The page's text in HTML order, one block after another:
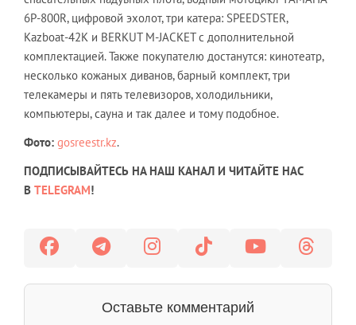
6Р-800R, цифровой эхолот, три катера: SPEEDSTER,
Kazboat-42K и BERKUT M-JACKET с дополнительной
комплектацией. Также покупателю достанутся: кинотеатр,
несколько кожаных диванов, барный комплект, три
телекамеры и пять телевизоров, холодильники,
компьютеры, сауна и так далее и тому подобное.
Фото: gosreestr.kz.
ПОДПИСЫВАЙТЕСЬ НА НАШ КАНАЛ И ЧИТАЙТЕ НАС
В TELEGRAM!
Оставьте комментарий